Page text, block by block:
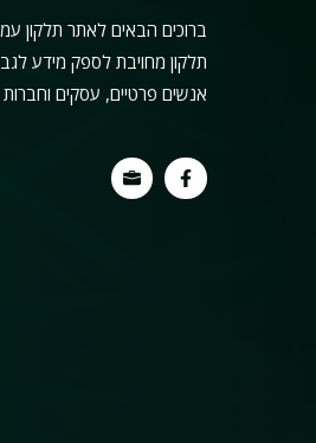
ברוכים הבאים לאתר תלקון
תלקון מחויבת לספק מידע
אנשים פרטיים, עסקים